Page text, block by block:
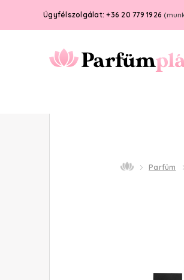
Ügyfélszolgálat: +36 20 779 1926
Parfüm